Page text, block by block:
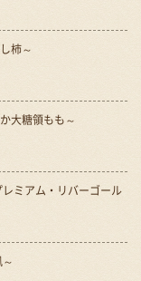
柿～
大糖領もも～
ミアム・リバーゴール